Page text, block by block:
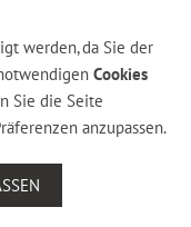
werden, da Sie der
Cookies
Sie die Seite
anzupassen.